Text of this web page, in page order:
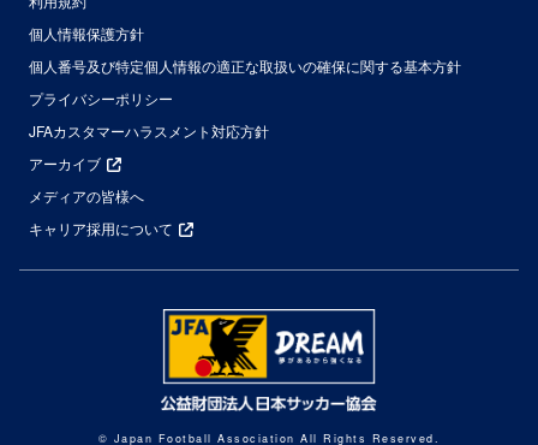
個人情報保護方針
個人番号及び特定個人情報の適正な取扱いの確保に関する基本方針
プライバシーポリシー
JFAカスタマーハラスメント対応方針
アーカイブ
メディアの皆様へ
キャリア採用について
© Japan Football Association All Rights Reserved.